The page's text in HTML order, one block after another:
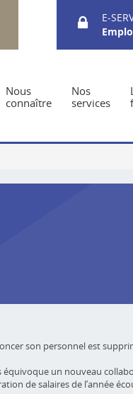
E-
Nous
connaître
Nos
services
son personnel est
un nouveau
de salaires de l’année